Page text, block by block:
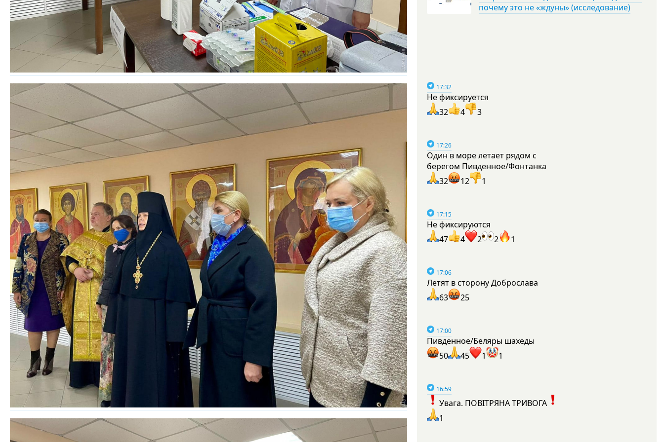
почему это не «ждуны» (исследование)
17:32
Не фиксируется
32
4 3
17:26
Один в море летает рядом с
берегом Пивденное/Фонтанка
32
12 1
17:15
Не фиксируются
47
4 2 2 1
17:06
Летят в сторону Доброслава
63
25
17:00
Пивденное/Беляры шахеды
50
45 1 1
16:59
Увага. ПОВІТРЯНА ТРИВОГА
1